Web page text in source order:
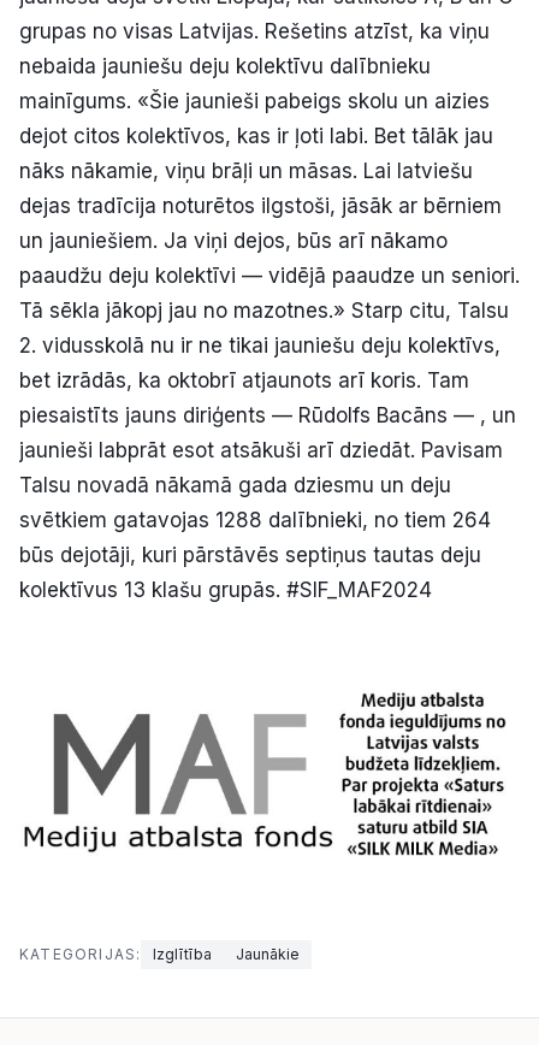
grupas no visas Latvijas. Rešetins atzīst, ka viņu
nebaida jauniešu deju kolektīvu dalībnieku
mainīgums. «Šie jaunieši pabeigs skolu un aizies
dejot citos kolektīvos, kas ir ļoti labi. Bet tālāk jau
nāks nākamie, viņu brāļi un māsas. Lai latviešu
dejas tradīcija noturētos ilgstoši, jāsāk ar bērniem
un jauniešiem. Ja viņi dejos, būs arī nākamo
paaudžu deju kolektīvi — vidējā paaudze un seniori.
Tā sēkla jākopj jau no mazotnes.» Starp citu, Talsu
2. vidusskolā nu ir ne tikai jauniešu deju kolektīvs,
bet izrādās, ka oktobrī atjaunots arī koris. Tam
piesaistīts jauns diriģents — Rūdolfs Bacāns — , un
jaunieši labprāt esot atsākuši arī dziedāt. Pavisam
Talsu novadā nākamā gada dziesmu un deju
svētkiem gatavojas 1288 dalībnieki, no tiem 264
būs dejotāji, kuri pārstāvēs septiņus tautas deju
kolektīvus 13 klašu grupās. #SIF_MAF2024
KATEGORIJAS: Izglītība Jaunākie